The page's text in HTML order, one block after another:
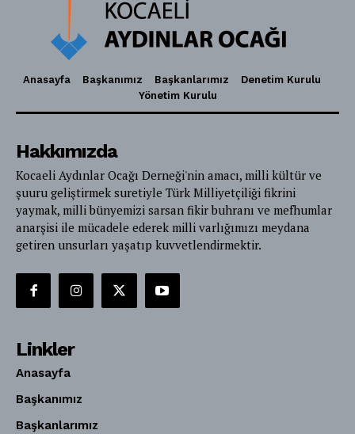
Anasayfa Başkanımız Başkanlarımız
Denetim Kurulu
Yönetim Kurulu
Hakkımızda
Kocaeli Aydınlar Ocağı Derneği'nin amacı, milli kültür ve
şuuru geliştirmek suretiyle Türk Milliyetçiliği fikrini
yaymak, milli bünyemizi sarsan fikir buhranı ve mefhumlar
anarşisi ile mücadele ederek milli varlığımızı meydana
getiren unsurları yaşatıp kuvvetlendirmektir.
Linkler
Anasayfa
Başkanımız
Başkanlarımız